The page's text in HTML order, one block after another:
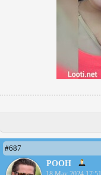
#687
POOH